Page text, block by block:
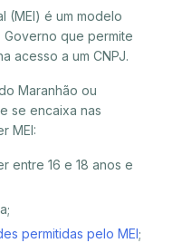
(MEI) é um modelo
que permite
acesso a um CNPJ.
Maranhão ou
se encaixa nas
MEI:
entre 16 e 18 anos e
permitidas pelo MEI;